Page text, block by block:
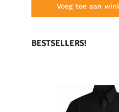
Voeg toe aan
BESTSELLERS!